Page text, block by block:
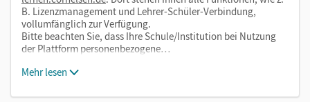
B. Lizenzmanagement und Lehrer-Schüler-Verbindung,
vollumfänglich zur Verfügung.
Bitte beachten Sie, dass Ihre Schule/Institution bei Nutzung
der Plattform personenbezogene…
Mehr lesen